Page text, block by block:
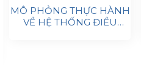
MÔ PHỎNG THỰC HÀNH
VỀ HỆ THỐNG ĐIỀU